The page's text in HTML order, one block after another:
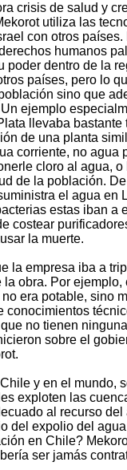
crisis de salud y
utiliza las
con otros
humanos
dentro de la
países, pero lo
sino que
ejemplo
llevaba
de una planta
corriente, no
cloro al agua,
de la población.
el agua
estas iban a
costear
la muerte.
la empresa iba a
obra. Por
era potable, sino
conocimientos
no tienen
sobre el
y en el mundo,
exploten las
al recurso
del expolio del
en Chile?
ser jamás